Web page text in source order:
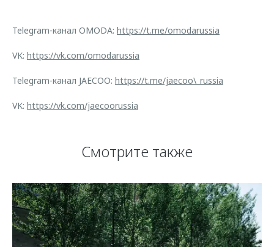
Telegram-канал OMODA: https://t.me/omodarussia
VK: https://vk.com/omodarussia
Telegram-канал JAECOO: https://t.me/jaecoo\_russia
VK: https://vk.com/jaecoorussia
Смотрите также